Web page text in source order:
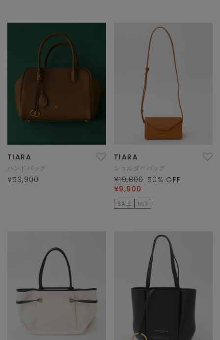
TIARA
ハンドバッグ
¥53,900
TIARA
ショルダーバッグ
¥19,800 50 % OFF
¥9,900
SALE HIT